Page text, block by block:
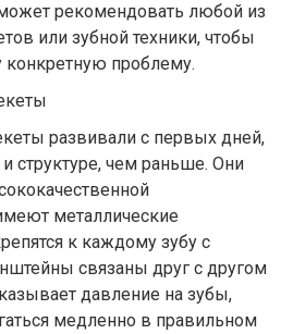
рекомендовать любой из
или зубной техники, чтобы
проблему.
развивали с первых дней,
структуре, чем раньше. Они
металлические
к каждому зубу с
связаны друг с другом
давление на зубы,
медленно в правильном